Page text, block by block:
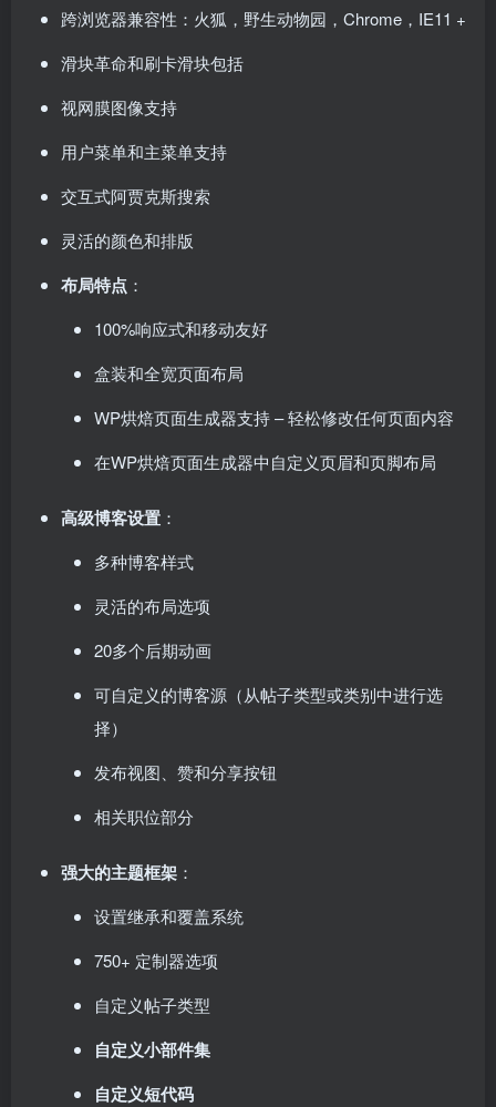
跨浏览器兼容性：火狐，野生动物园，Chrome，IE11 +
滑块革命和刷卡滑块包括
视网膜图像支持
用户菜单和主菜单支持
交互式阿贾克斯搜索
灵活的颜色和排版
布局特点 ：
100%响应式和移动友好
盒装和全宽页面布局
WP烘焙页面生成器支持 – 轻松修改任何页面内容
在WP烘焙页面生成器中自定义页眉和页脚布局
高级博客设置 ：
多种博客样式
灵活的布局选项
20多个后期动画
可自定义的博客源（从帖子类型或类别中进行选
择）
发布视图、赞和分享按钮
相关职位部分
强大的主题框架 ：
设置继承和覆盖系统
750+ 定制器选项
自定义帖子类型
自定义小部件集
自定义短代码